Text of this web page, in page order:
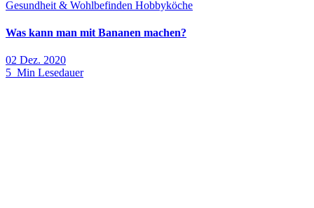
Gesundheit & Wohlbefinden Hobbyköche
Was kann man mit Bananen machen?
02 Dez. 2020
5 Min Lesedauer